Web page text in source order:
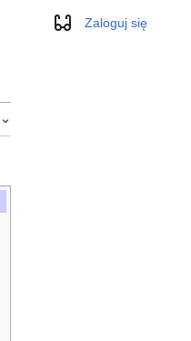
WyglądZaloguj się